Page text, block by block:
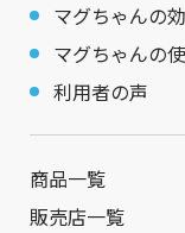
マグちゃんの
マグちゃんの
利用者の声
商品一覧
販売店一覧